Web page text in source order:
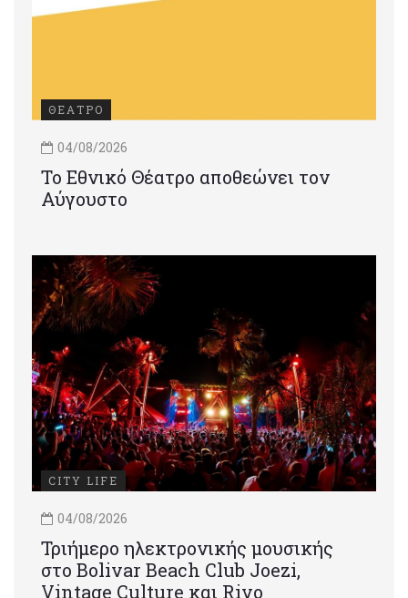
ΘΕΑΤΡΟ
04/08/2026
Το Εθνικό Θέατρο αποθεώνει τον
Αύγουστο
CITY LIFE
04/08/2026
Τριήμερο ηλεκτρονικής μουσικής
στο Bolivar Beach Club Joezi,
Vintage Culture και Rivo